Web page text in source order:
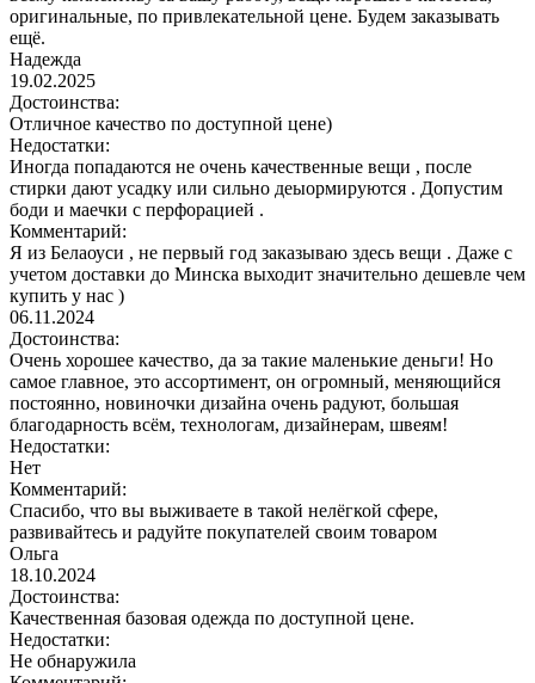
оригинальные, по привлекательной цене. Будем заказывать
ещё.
Надежда
19.02.2025
Достоинства:
Отличное качество по доступной цене)
Недостатки:
Иногда попадаются не очень качественные вещи , после
стирки дают усадку или сильно деыормируются . Допустим
боди и маечки с перфорацией .
Комментарий:
Я из Белаоуси , не первый год заказываю здесь вещи . Даже с
учетом доставки до Минска выходит значительно дешевле чем
купить у нас )
06.11.2024
Достоинства:
Очень хорошее качество, да за такие маленькие деньги! Но
самое главное, это ассортимент, он огромный, меняющийся
постоянно, новиночки дизайна очень радуют, большая
благодарность всём, технологам, дизайнерам, швеям!
Недостатки:
Нет
Комментарий:
Спасибо, что вы выживаете в такой нелёгкой сфере,
развивайтесь и радуйте покупателей своим товаром
Ольга
18.10.2024
Достоинства:
Качественная базовая одежда по доступной цене.
Недостатки:
Не обнаружила